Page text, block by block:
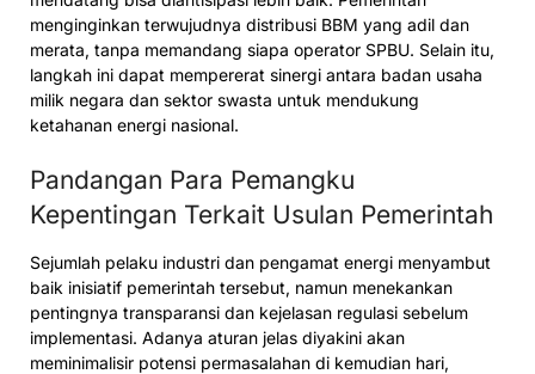
menginginkan terwujudnya distribusi BBM yang adil dan
merata, tanpa memandang siapa operator SPBU. Selain itu,
langkah ini dapat mempererat sinergi antara badan usaha
milik negara dan sektor swasta untuk mendukung
ketahanan energi nasional.
Pandangan Para Pemangku
Kepentingan Terkait Usulan Pemerintah
Sejumlah pelaku industri dan pengamat energi menyambut
baik inisiatif pemerintah tersebut, namun menekankan
pentingnya transparansi dan kejelasan regulasi sebelum
implementasi. Adanya aturan jelas diyakini akan
meminimalisir potensi permasalahan di kemudian hari,